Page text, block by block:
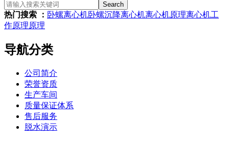
Search
热门搜索 ： 卧螺离心机卧螺沉降离心机离心机原理离心机工
作原理原理
导航分类
公司简介
荣誉资质
生产车间
质量保证体系
售后服务
脱水演示